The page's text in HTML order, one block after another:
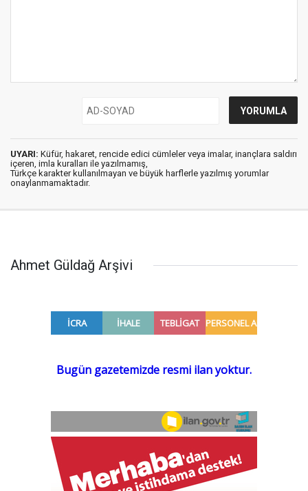
UYARI: Küfür, hakaret, rencide edici cümleler veya imalar, inançlara saldırı
içeren, imla kuralları ile yazılmamış,
Türkçe karakter kullanılmayan ve büyük harflerle yazılmış yorumlar
onaylanmamaktadır.
Ahmet Güldağ Arşivi